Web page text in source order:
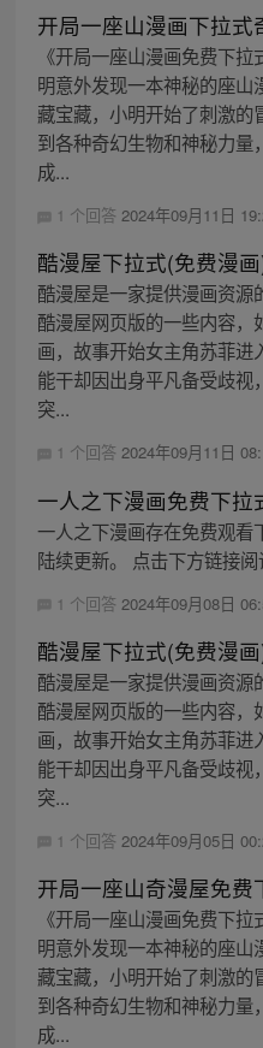
开局一座山漫画下拉式
《开局一座山漫画免费下
明意外发现一本神秘的座山
藏宝藏，小明开始了刺激的
到各种奇幻生物和神秘力
成...
1 个回答 2024年09月11日
酷漫屋下拉式(免费漫
酷漫屋是一家提供漫画资源
酷漫屋网页版的一些内容，
画，故事开始女主角苏菲
能干却因出身平凡备受歧
突...
1 个回答 2024年09月11日
一人之下漫画免费下拉
一人之下漫画存在免费观看
陆续更新。 点击下方链接阅
1 个回答 2024年09月08日
酷漫屋下拉式(免费漫
酷漫屋是一家提供漫画资源
酷漫屋网页版的一些内容，
画，故事开始女主角苏菲
能干却因出身平凡备受歧
突...
1 个回答 2024年09月05日
开局一座山奇漫屋免费
《开局一座山漫画免费下
明意外发现一本神秘的座山
藏宝藏，小明开始了刺激的
到各种奇幻生物和神秘力
成...